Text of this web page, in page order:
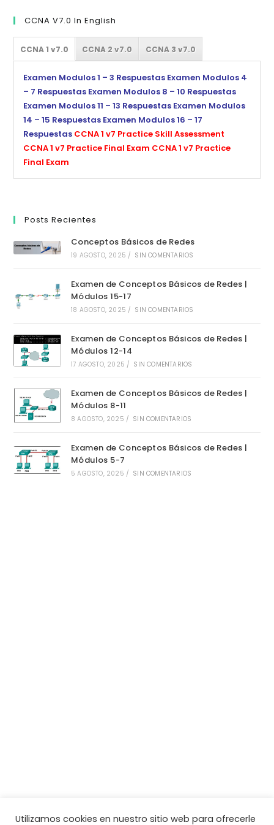
CCNA V7.0 In English
CCNA 1 v7.0 CCNA 2 v7.0 CCNA 3 v7.0
Examen Modulos 1 – 3 Respuestas Examen Modulos 4
– 7 Respuestas Examen Modulos 8 – 10 Respuestas
Examen Modulos 11 – 13 Respuestas Examen Modulos
14 – 15 Respuestas Examen Modulos 16 – 17
Respuestas CCNA 1 v7 Practice Skill Assessment
CCNA 1 v7 Practice Final Exam CCNA 1 v7 Practice
Final Exam
Posts Recientes
Conceptos Básicos de Redes
19 AGOSTO, 2025 / SIN COMENTARIOS
Examen de Conceptos Básicos de Redes |
Módulos 15-17
18 AGOSTO, 2025 / SIN COMENTARIOS
Examen de Conceptos Básicos de Redes |
Módulos 12-14
17 AGOSTO, 2025 / SIN COMENTARIOS
Examen de Conceptos Básicos de Redes |
Módulos 8-11
8 AGOSTO, 2025 / SIN COMENTARIOS
Examen de Conceptos Básicos de Redes |
Módulos 5-7
5 AGOSTO, 2025 / SIN COMENTARIOS
Utilizamos cookies en nuestro sitio web para ofrecerle